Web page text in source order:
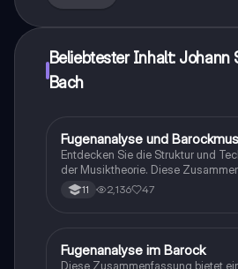
Beliebtester Inhalt: Johann
Bach
Musik
Fugenanalyse und
Entdecken Sie die Struktur und
der Musiktheorie. Diese
behandelt die verschiedenen Arten
Motivverarbeitung, sowie die
11 2,136 47
Musik
Fugenanalyse im Barock
Diese Zusammenfassung bietet